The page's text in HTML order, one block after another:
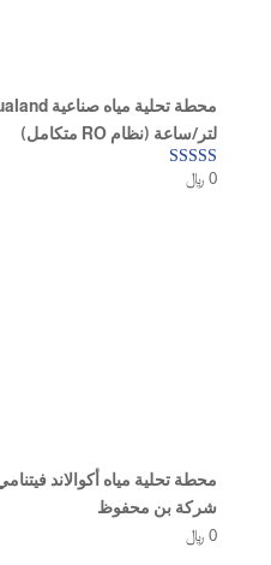
لتر/ساعة (نظام RO متكامل)
تم التقييم
0 ﷼
شركة بن محفوظ
0 ﷼